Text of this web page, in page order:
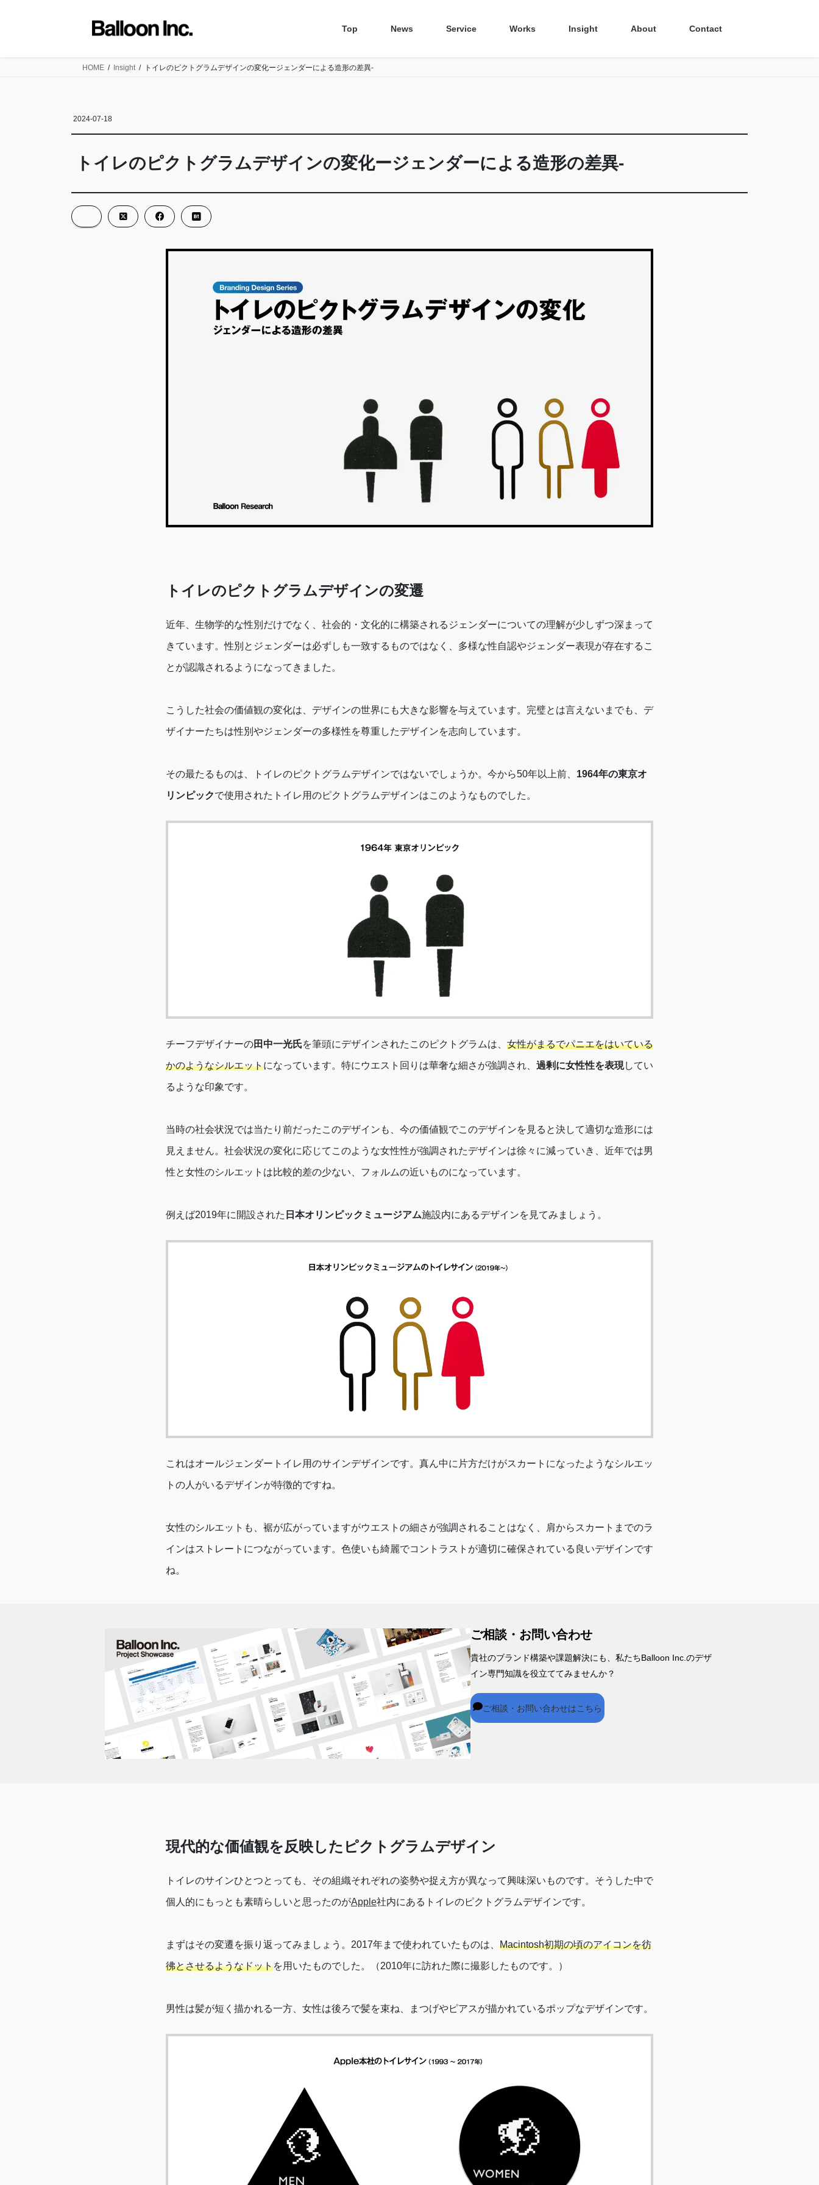
Top News Service Works Insight About Contact
HOME Insight トイレのピクトグラムデザインの変化ージェンダーによる造形の差異-
2024-07-18
トイレのピクトグラムデザインの変化ージェンダーによる造形の差異-
トイレのピクトグラムデザインの変遷
近年、生物学的な性別だけでなく、社会的・文化的に構築されるジェンダーについての理解が少しずつ深まって
きています。性別とジェンダーは必ずしも一致するものではなく、多様な性自認やジェンダー表現が存在するこ
とが認識されるようになってきました。
こうした社会の価値観の変化は、デザインの世界にも大きな影響を与えています。完璧とは言えないまでも、デ
ザイナーたちは性別やジェンダーの多様性を尊重したデザインを志向しています。
その最たるものは、トイレのピクトグラムデザインではないでしょうか。今から50年以上前、 1964年の東京オ
リンピックで使用されたトイレ用のピクトグラムデザインはこのようなものでした。
チーフデザイナーの田中一光氏を筆頭にデザインされたこのピクトグラムは、 女性がまるでパニエをはいている
かのようなシルエットになっています。特にウエスト回りは華奢な細さが強調され、 過剰に女性性を表現してい
るような印象です。
当時の社会状況では当たり前だったこのデザインも、今の価値観でこのデザインを見ると決して適切な造形には
見えません。社会状況の変化に応じてこのような女性性が強調されたデザインは徐々に減っていき、近年では男
性と女性のシルエットは比較的差の少ない、フォルムの近いものになっています。
例えば2019年に開設された 日本オリンピックミュージアム施設内にあるデザインを見てみましょう。
これはオールジェンダートイレ用のサインデザインです。真ん中に片方だけがスカートになったようなシルエッ
トの人がいるデザインが特徴的ですね。
女性のシルエットも、裾が広がっていますがウエストの細さが強調されることはなく、肩からスカートまでのラ
インはストレートにつながっています。色使いも綺麗でコントラストが適切に確保されている良いデザインです
ね。
ご相談・お問い合わせ
貴社のブランド構築や課題解決にも、私たちBalloon Inc.のデザ
イン専門知識を役立ててみませんか？
ご相談・お問い合わせはこちら
現代的な価値観を反映したピクトグラムデザイン
トイレのサインひとつとっても、その組織それぞれの姿勢や捉え方が異なって興味深いものです。そうした中で
個人的にもっとも素晴らしいと思ったのがApple社内にあるトイレのピクトグラムデザインです。
まずはその変遷を振り返ってみましょう。2017年まで使われていたものは、 Macintosh初期の頃のアイコンを彷
彿とさせるようなドットを用いたものでした。（2010年に訪れた際に撮影したものです。）
男性は髪が短く描かれる一方、女性は後ろで髪を束ね、まつげやピアスが描かれているポップなデザインです。